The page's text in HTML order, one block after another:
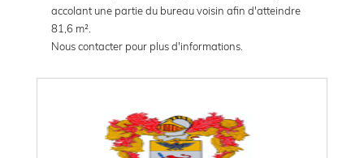
accolant une partie du bureau voisin afin d'atteindre
81,6 m².
Nous contacter pour plus d'informations.